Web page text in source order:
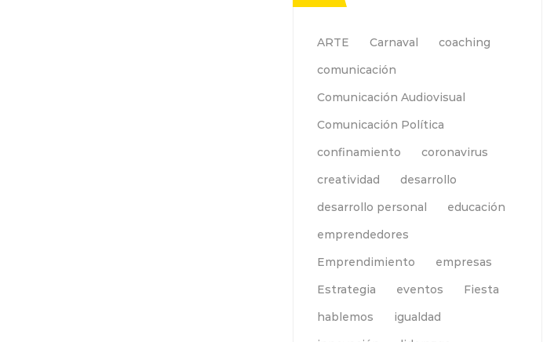
ARTE Carnaval
coaching
comunicación
Comunicación Audiovisual
Comunicación Política
confinamiento
coronavirus
creatividad
desarrollo
desarrollo personal
educación
emprendedores
Emprendimiento
empresas
Estrategia
eventos
Fiesta
hablemos
igualdad